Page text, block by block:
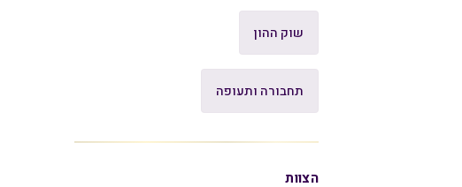
שוק ההון
תחבורה ותעופה
הצוות